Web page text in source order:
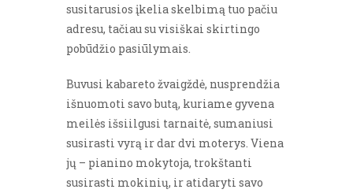
susitarusios įkelia skelbimą tuo pačiu
adresu, tačiau su visiškai skirtingo
pobūdžio pasiūlymais.
Buvusi kabareto žvaigždė, nusprendžia
išnuomoti savo butą, kuriame gyvena
meilės išsiilgusi tarnaitė, sumaniusi
susirasti vyrą ir dar dvi moterys. Viena
jų – pianino mokytoja, trokštanti
susirasti mokinių, ir atidaryti savo